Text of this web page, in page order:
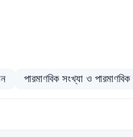
পারমাণবিক সংখ্যা ও